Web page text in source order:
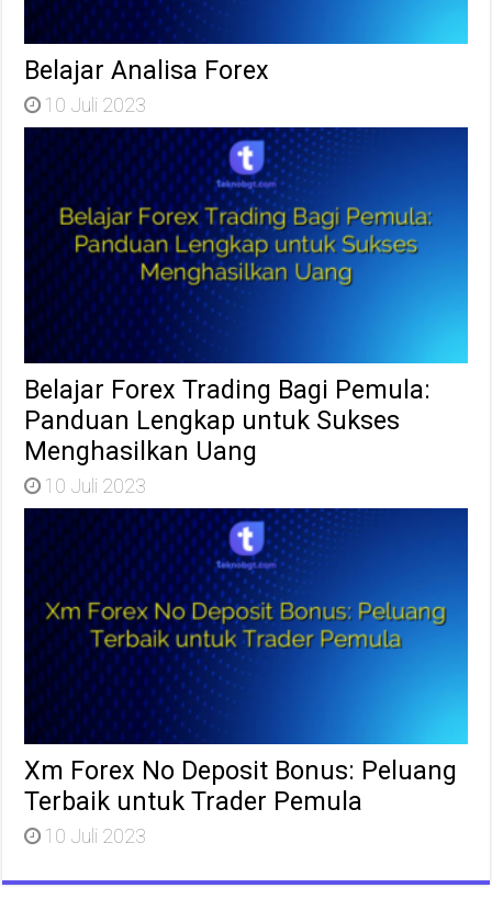
Belajar Analisa Forex
10 Juli 2023
Belajar Forex Trading Bagi Pemula:
Panduan Lengkap untuk Sukses
Menghasilkan Uang
10 Juli 2023
Xm Forex No Deposit Bonus: Peluang
Terbaik untuk Trader Pemula
10 Juli 2023